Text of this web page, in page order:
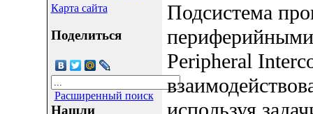
Карта сайта
Поделиться
Расширенный поиск
Нашли
Подсистема
Peripheral